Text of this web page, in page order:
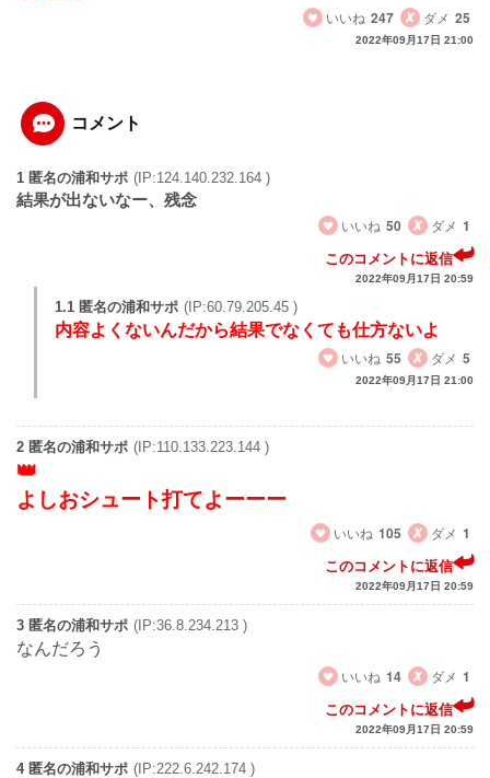
いいね 247 ダメ 25
2022年09月17日 21:00
コメント
1 匿名の浦和サポ (IP:124.140.232.164 )
結果が出ないなー、残念
いいね 50 ダメ 1
このコメントに返信
2022年09月17日 20:59
1.1 匿名の浦和サポ (IP:60.79.205.45 )
内容よくないんだから結果でなくても仕方ないよ
いいね 55 ダメ 5
2022年09月17日 21:00
2 匿名の浦和サポ (IP:110.133.223.144 )
よしおシュート打てよーーー
いいね 105 ダメ 1
このコメントに返信
2022年09月17日 20:59
3 匿名の浦和サポ (IP:36.8.234.213 )
なんだろう
いいね 14 ダメ 1
このコメントに返信
2022年09月17日 20:59
4 匿名の浦和サポ (IP:222.6.242.174 )